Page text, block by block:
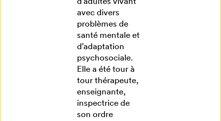
avec divers
problèmes de
santé mentale et
d’adaptation
psychosociale.
Elle a été tour à
tour thérapeute,
enseignante,
inspectrice de
son ordre